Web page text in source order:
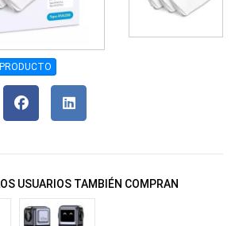
USUARIOS TAMBIÉN COMPRAN